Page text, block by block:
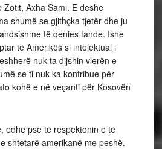
Zotit, Axha Sami. E deshe
shumë se gjithçka tjetër dhe ju
të qenies tande. Ishe
të Amerikës si intelektual i
nuk ta dijshin vlerën e
se ti nuk ka kontribue pêr
kohë e në veçanti për Kosovën
edhe pse të respektonin e të
shtetarë amerikanë me peshë.